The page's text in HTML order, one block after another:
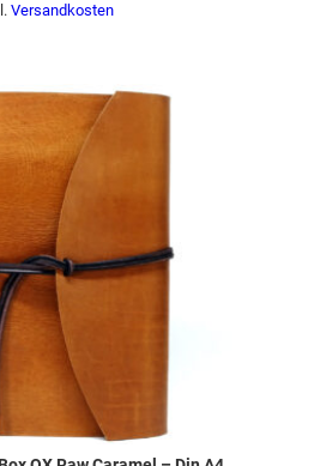
Versandkosten